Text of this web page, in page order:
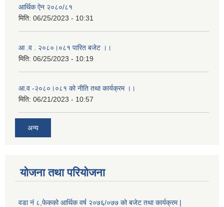
आर्थिक ऐन २०८०/८१
मिति: 06/25/2023 - 10:31
आ .व . २०८०।०८१ पारित बजेट ।।
मिति: 06/25/2023 - 10:19
आ.व -२०८०।०८१ को नीति तथा कार्यक्रम ।।
मिति: 06/21/2023 - 10:57
अन्य
योजना तथा परियोजना
वडा नं ८,फेकको आर्थिक वर्ष २०७६/०७७ को बजेट तथा कार्यक्रम |